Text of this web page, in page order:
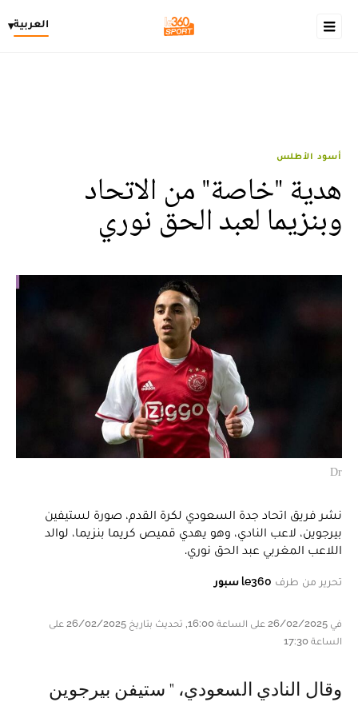
العربية▾
أسود الأطلس
هدية "خاصة" من الاتحاد
وبنزيما لعبد الحق نوري
Dr
نشر فريق اتحاد جدة السعودي لكرة القدم، صورة لستيفين
بيرجوين، لاعب النادي، وهو يهدي قميص كريما بنزيما، لوالد
اللاعب المغربي عبد الحق نوري.
تحرير من طرف le360 سبور
في 26/02/2025 على الساعة 16:00, تحديث بتاريخ 26/02/2025 على
الساعة 17:30
وقال النادي السعودي، " ستيفن بيرجوين